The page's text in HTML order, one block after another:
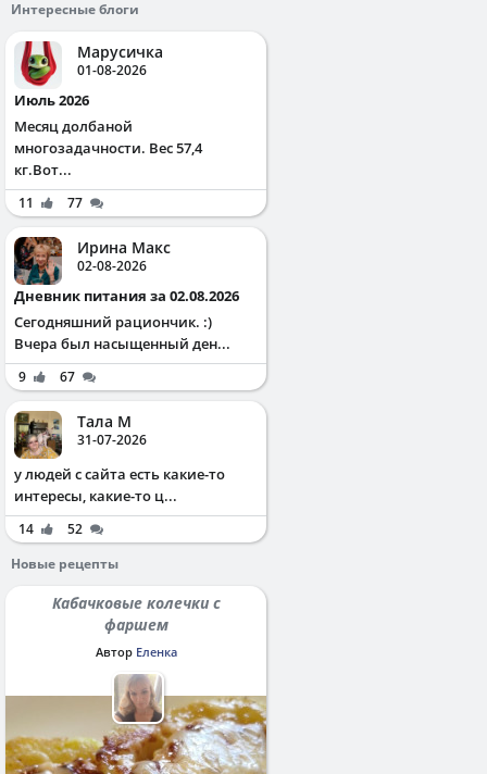
Интересные блоги
Марусичка
01-08-2026
Июль 2026
Месяц долбаной
многозадачности. Вес 57,4
кг.Вот...
11 77
Ирина Макс
02-08-2026
Дневник питания за 02.08.2026
Сегодняшний рациончик. :)
Вчера был насыщенный ден...
9 67
Тала М
31-07-2026
у людей с сайта есть какие-то
интересы, какие-то ц...
14
52
Новые рецепты
Кабачковые колечки с
фаршем
Автор Еленка